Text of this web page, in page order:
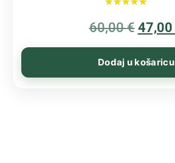
5.00
od 5
60,00€ 47,00
Dodaj u košaricu